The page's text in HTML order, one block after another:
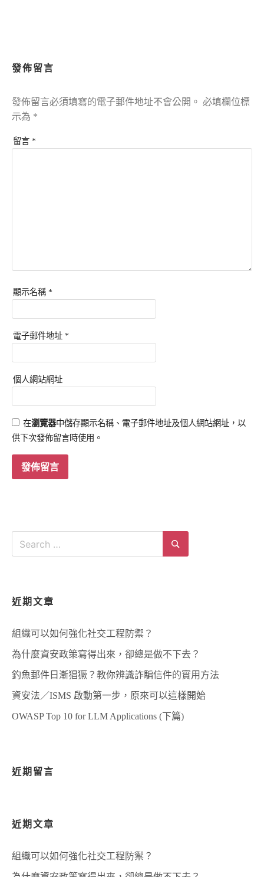
發佈留言
發佈留言必須填寫的電子郵件地址不會公開。 必填欄位標
示為 *
留言 *
顯示名稱 *
電子郵件地址 *
個人網站網址
在瀏覽器中儲存顯示名稱、電子郵件地址及個人網站網址，以
供下次發佈留言時使用。
Search
近期文章
組織可以如何強化社交工程防禦？
為什麼資安政策寫得出來，卻總是做不下去？
釣魚郵件日漸猖獗？教你辨識詐騙信件的實用方法
資安法／ISMS 啟動第一步，原來可以這樣開始
OWASP Top 10 for LLM Applications (下篇)
近期留言
近期文章
組織可以如何強化社交工程防禦？